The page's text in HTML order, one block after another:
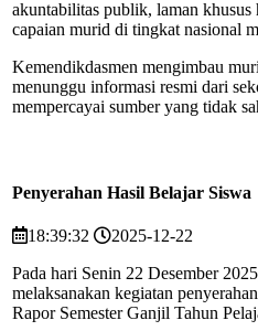
akuntabilitas publik, laman
capaian murid di tingkat nasional
Kemendikdasmen mengimbau
menunggu informasi resmi dari
mempercayai sumber yang tidak
Penyerahan Hasil Belajar Siswa
18:39:32
2025-12-22
Pada hari Senin 22 Desember
melaksanakan kegiatan
Rapor Semester Ganjil Tahun